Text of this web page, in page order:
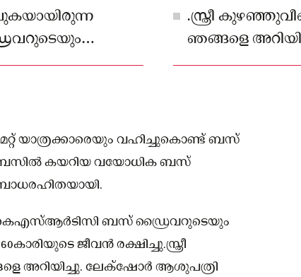
തുടർന്നു.
ഇടപെടൽ
.സ്ത്രീ
ഞങ്ങളെ
മറ്റ് യാത്രക്കാരെയും വഹിച്ചുകൊണ്ട് ബസ്
ബസിൽ കയറിയ വയോധിക ബസ്
ബസ് ഡ്രൈവറുടെയും
ജീവൻ രക്ഷിച്ചു.സ്ത്രീ
അറിയിച്ചു. ലേക്‌ഷോർ ആശുപത്രി